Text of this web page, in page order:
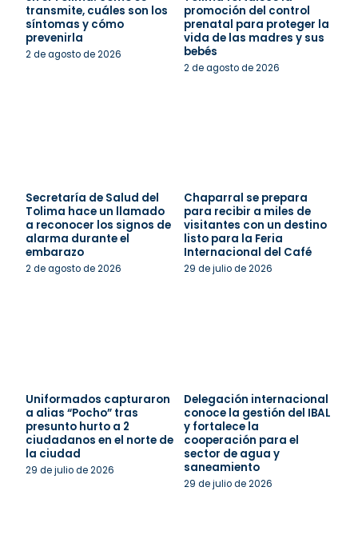
transmite, cuáles son los
síntomas y cómo
prevenirla
2 de agosto de 2026
promoción del control
prenatal para proteger la
vida de las madres y sus
bebés
2 de agosto de 2026
Secretaría de Salud del
Tolima hace un llamado
a reconocer los signos de
alarma durante el
embarazo
2 de agosto de 2026
Chaparral se prepara
para recibir a miles de
visitantes con un destino
listo para la Feria
Internacional del Café
29 de julio de 2026
Uniformados capturaron
a alias “Pocho” tras
presunto hurto a 2
ciudadanos en el norte de
la ciudad
29 de julio de 2026
Delegación internacional
conoce la gestión del IBAL
y fortalece la
cooperación para el
sector de agua y
saneamiento
29 de julio de 2026